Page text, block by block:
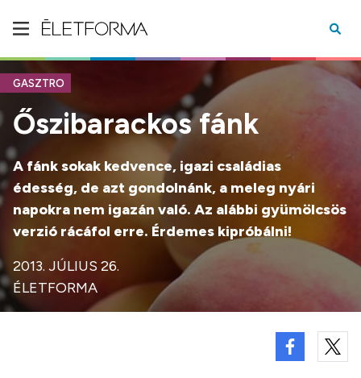
GASZTRO
Őszibarackos fánk
A fánk sokak kedvence, igazi családias
édesség, de azt gondolnánk, a meleg nyári
napokra nem igazán való. Az alábbi gyümölcsös
verzió rácáfol erre. Érdemes kipróbálni!
2013. JÚLIUS 26.
ÉLETFORMA